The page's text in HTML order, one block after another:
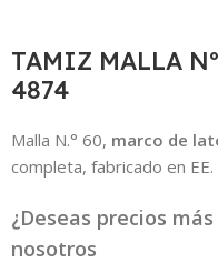
TAMIZ MALLA
4874
Malla N.° 60, marco de
completa, fabricado en EE.
¿Deseas precios
nosotros